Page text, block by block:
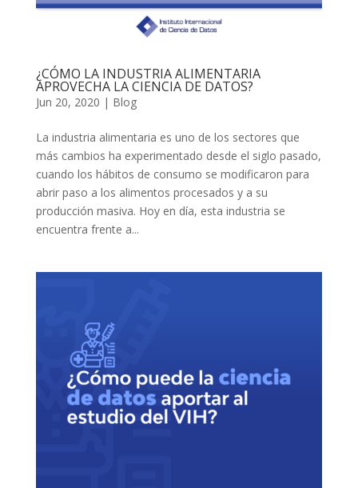
¿CÓMO LA INDUSTRIA ALIMENTARIA
APROVECHA LA CIENCIA DE DATOS?
Jun 20, 2020 | Blog
La industria alimentaria es uno de los sectores que
más cambios ha experimentado desde el siglo pasado,
cuando los hábitos de consumo se modificaron para
abrir paso a los alimentos procesados y a su
producción masiva. Hoy en día, esta industria se
encuentra frente a...